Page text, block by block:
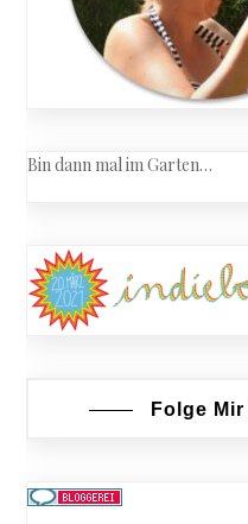
Bin dann mal im Garten…
Folge